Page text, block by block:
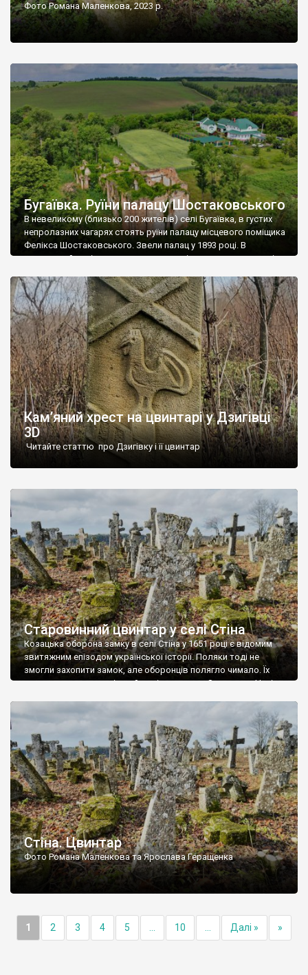
Фото Романа Маленкова, 2023 р.
Бугаївка. Руїни палацу Шостаковського
В невеликому (близько 200 жителів) селі Бугаївка, в густих
непролазних чагарях стоять руїни палацу місцевого поміщика
Фелікса Шостаковського. Звели палац у 1893 році. В
радянський період у ньому спочатку містилася школа, потім
століття тут розмістили туберкульозну лікарню. Коли із
палацу виїхала лікарня – ми точно не […]
Кам’яний хрест на цвинтарі у Дзигівці
3D
Читайте статтю про Дзигівку і її цвинтар
Старовинний цвинтар у селі Стіна
Козацька оборона замку в селі Стіна у 1651 році є відомим
звитяжним епізодом української історії. Поляки тоді не
змогли захопити замок, але оборонців полягло чимало. Їх
поховали на цвинтарі, який тоді називався Замковим. Нині на
ньому чимало хрестів 19 століття, є такі, де епітафії стер […]
Стіна. Цвинтар
Фото Романа Маленкова та Ярослава Геращенка
1 2 3 4 5 10 Далі » »